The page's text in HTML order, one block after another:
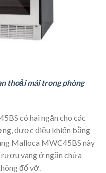
thoải mái trong phòng
có hai ngăn cho các
được điều khiển bằng
Malloca MWC45BS này
vang ở ngăn chứa
đổ vỡ.